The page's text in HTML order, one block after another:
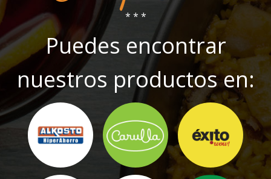
* * *
Puedes encontrar
nuestros productos en: